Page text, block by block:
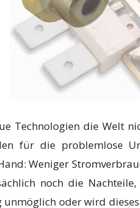
Technologien die Welt
für die problemlose
Weniger
noch die
unmöglich oder wird